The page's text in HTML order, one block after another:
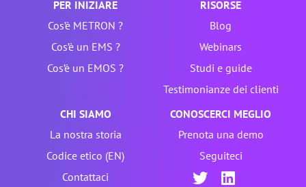
PER INIZIARE
Cos’è METRON ?
Cos’è un EMS ?
Cos’è un EMOS ?
RISORSE
Blog
Webinars
Studi e guide
Testimonianze dei clienti
CHI SIAMO
La nostra storia
Codice etico (EN)
Contattaci
CONOSCERCI MEGLIO
Prenota una demo
Seguiteci